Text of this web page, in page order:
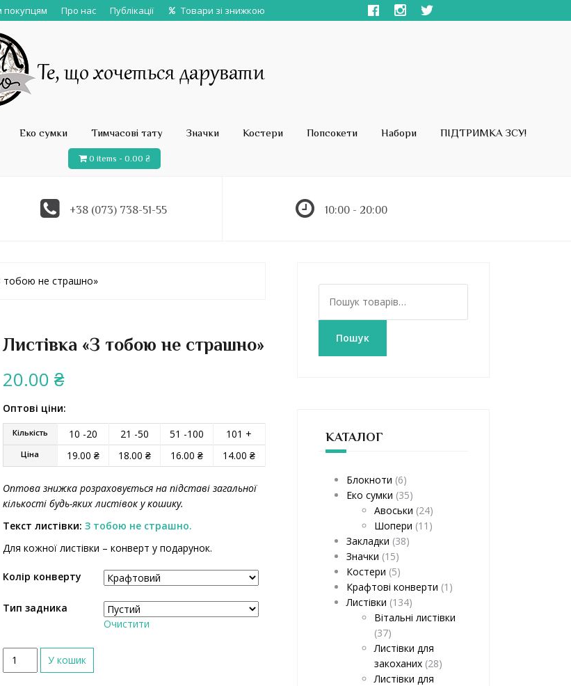
Про нас Публікації Товари зі знижкою
Еко сумки Тимчасові тату Значки Костери Попсокети Набори ПІДТРИМКА ЗСУ!
0 items - 0.00 ₴
+38 (073) 738-51-55 10:00 - 20:00
тобою не страшно»
Листівка «З тобою не страшно»
20.00 ₴
Оптові ціни:
Кількість 10 -20 21 -50 51 -100 101 +
Ціна 19.00 ₴ 18.00 ₴ 16.00 ₴ 14.00 ₴
Оптова знижка розраховується на підставі загальної
кількості будь-яких листівок у кошику.
Текст листівки: З тобою не страшно.
Для кожної листівки – конверт у подарунок.
Колір конверту
Тип задника
Очистити
і
У кошик
к
Пошук
КАТАЛОГ
Блокноти (6)
Еко сумки (35)
Авоськи (24)
Шопери (11)
Закладки (38)
Значки (15)
Костери (5)
Крафтові конверти (1)
Листівки (134)
Вітальні листівки
(37)
Листівки для
закоханих (28)
Листівки для